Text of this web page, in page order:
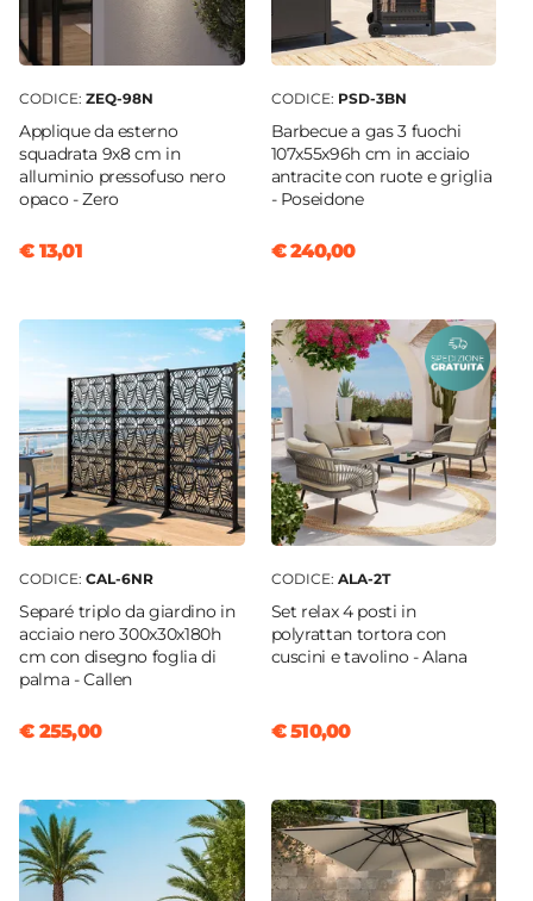
CODICE: ZEQ-98N
Applique da esterno
squadrata 9x8 cm in
alluminio pressofuso nero
opaco - Zero
€ 13,01
CODICE: PSD-3BN
Barbecue a gas 3 fuochi
107x55x96h cm in acciaio
antracite con ruote e griglia
- Poseidone
€ 240,00
CODICE: CAL-6NR
Separé triplo da giardino in
acciaio nero 300x30x180h
cm con disegno foglia di
palma - Callen
€ 255,00
CODICE: ALA-2T
Set relax 4 posti in
polyrattan tortora con
cuscini e tavolino - Alana
€ 510,00